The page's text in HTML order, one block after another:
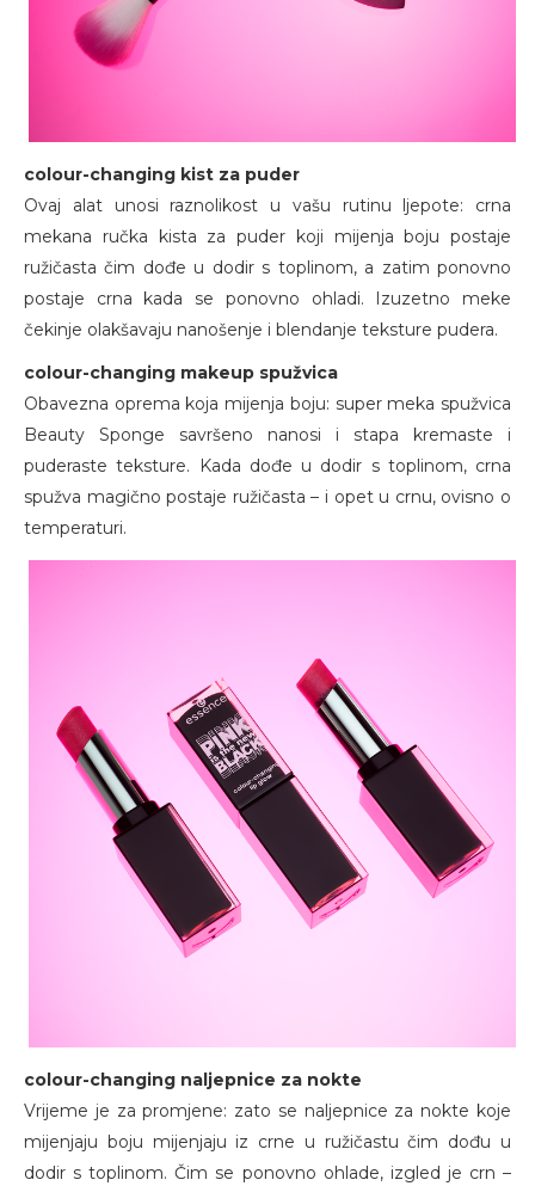
colour-changing kist za puder
Ovaj alat unosi raznolikost u vašu rutinu ljepote: crna
mekana ručka kista za puder koji mijenja boju postaje
ružičasta čim dođe u dodir s toplinom, a zatim ponovno
postaje crna kada se ponovno ohladi. Izuzetno meke
čekinje olakšavaju nanošenje i blendanje teksture pudera.
colour-changing makeup spužvica
Obavezna oprema koja mijenja boju: super meka spužvica
Beauty Sponge savršeno nanosi i stapa kremaste i
puderaste teksture. Kada dođe u dodir s toplinom, crna
spužva magično postaje ružičasta – i opet u crnu, ovisno o
temperaturi.
colour-changing naljepnice za nokte
Vrijeme je za promjene: zato se naljepnice za nokte koje
mijenjaju boju mijenjaju iz crne u ružičastu čim dođu u
dodir s toplinom. Čim se ponovno ohlade, izgled je crn –